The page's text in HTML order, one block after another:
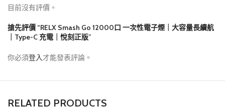
目前沒有評價。
搶先評價 “RELX Smash Go 12000口 一次性電子煙｜大容量長續航
｜Type-C 充電｜悅刻正版”
你必須登入才能發表評論。
RELATED PRODUCTS